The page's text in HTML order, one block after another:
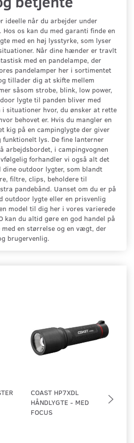
ideelle når du arbejder under
os kan du med garanti finde en
med en høj lysstyrke, som lyser
Når dine hænder er travlt
med en pandelampe, der
pandelamper her i sortimentet
tillader dig at skifte mellem
såsom strobe, blink, low power,
lygte til panden bliver med
situationer hvor, du ønsker at rette
behovet er. Hvis du mangler en
kig på en campinglygte der giver
lys. De fine lanterner
arbejdsbordet, i campingvognen
forhandler vi også alt det
outdoor lygter, som blandt
filtre, clips, beholdere til
pandebånd. Uanset om du er på
outdoor lygte eller en prisvenlig
model til dig her i vores varierede
kan du altid gøre en god handel på
en størrelse og en vægt, der
brugervenlig.
COAST HP7XDL
HÅNDLYGTE - MED
FOCUS